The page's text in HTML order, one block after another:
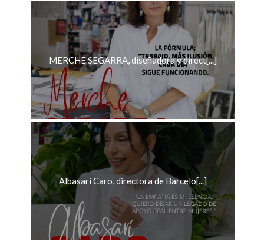
MERCHE SEGARRA, diseñadora y direct[...]
Albasarí Caro, directora de Barcelo[...]